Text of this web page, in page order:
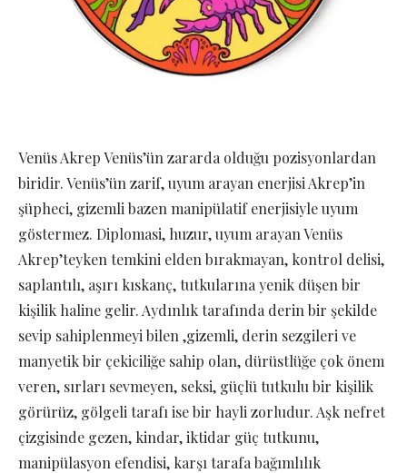
Venüs Akrep Venüs’ün zararda olduğu pozisyonlardan
biridir. Venüs’ün zarif, uyum arayan enerjisi Akrep’in
şüpheci, gizemli bazen manipülatif enerjisiyle uyum
göstermez. Diplomasi, huzur, uyum arayan Venüs
Akrep’teyken temkini elden bırakmayan, kontrol delisi,
saplantılı, aşırı kıskanç, tutkularına yenik düşen bir
kişilik haline gelir. Aydınlık tarafında derin bir şekilde
sevip sahiplenmeyi bilen ,gizemli, derin sezgileri ve
manyetik bir çekiciliğe sahip olan, dürüstlüğe çok önem
veren, sırları sevmeyen, seksi, güçlü tutkulu bir kişilik
görürüz, gölgeli tarafı ise bir hayli zorludur. Aşk nefret
çizgisinde gezen, kindar, iktidar güç tutkunu,
manipülasyon efendisi, karşı tarafa bağımlılık